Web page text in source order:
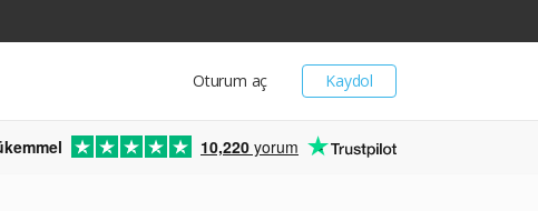
Kaydol
Oturum aç
10,220 yorum